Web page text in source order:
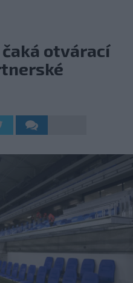
čaká otvárací